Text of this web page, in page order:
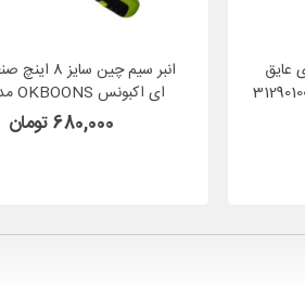
ای عایق
انبر سیم چین
ای اکبونس OKBOONS مدل 1003
680,000 تومان